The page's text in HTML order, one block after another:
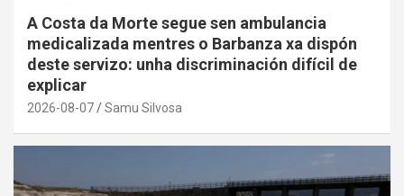
A Costa da Morte segue sen ambulancia
medicalizada mentres o Barbanza xa dispón
deste servizo: unha discriminación difícil de
explicar
2026-08-07 Samu Silvosa